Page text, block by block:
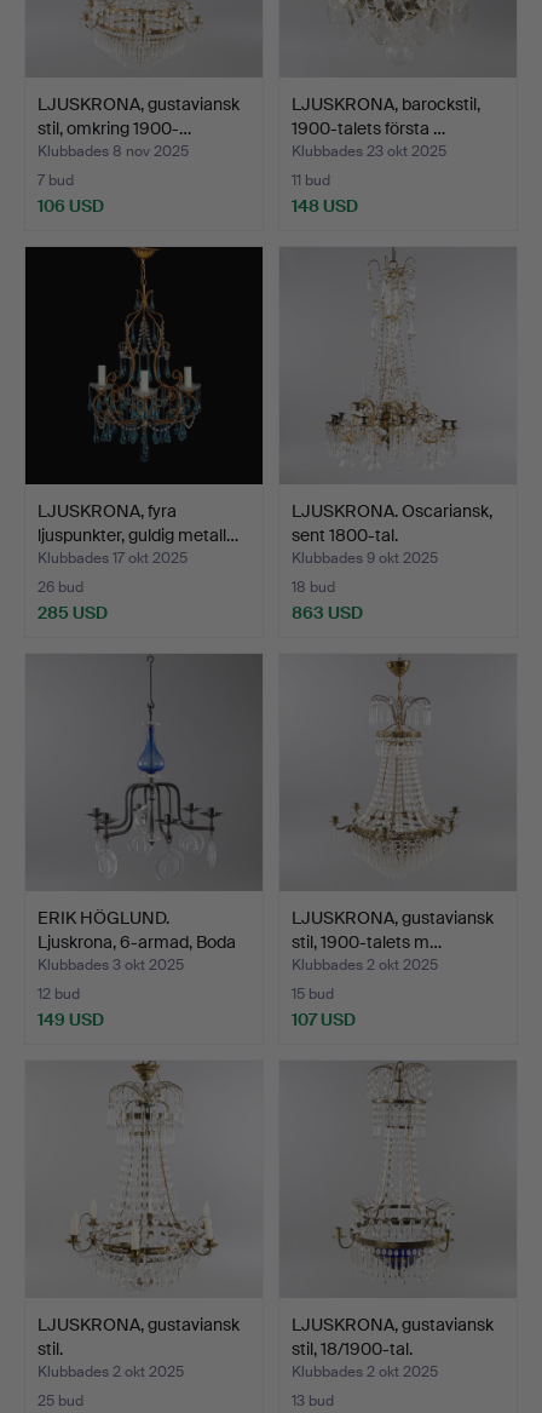
LJUSKRONA, gustaviansk
stil, omkring 1900-…
Klubbades 8 nov 2025
7 bud
106 USD
LJUSKRONA, barockstil,
1900-talets första …
Klubbades 23 okt 2025
11 bud
148 USD
LJUSKRONA, fyra
ljuspunkter, guldig metall…
Klubbades 17 okt 2025
26 bud
285 USD
LJUSKRONA. Oscariansk,
sent 1800-tal.
Klubbades 9 okt 2025
18 bud
863 USD
ERIK HÖGLUND.
Ljuskrona, 6-armad, Boda
Smi…
Klubbades 3 okt 2025
12 bud
149 USD
LJUSKRONA, gustaviansk
stil, 1900-talets m…
Klubbades 2 okt 2025
15 bud
107 USD
LJUSKRONA, gustaviansk
stil.
Klubbades 2 okt 2025
25 bud
LJUSKRONA, gustaviansk
stil, 18/1900-tal.
Klubbades 2 okt 2025
13 bud